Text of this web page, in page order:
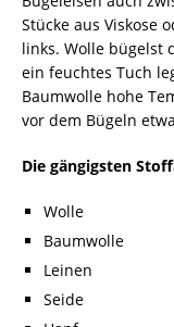
Stücke aus Viskose
links. Wolle bügelst
ein feuchtes Tuch
Baumwolle hohe
vor dem Bügeln
Die gängigsten
Wolle
Baumwolle
Leinen
Seide